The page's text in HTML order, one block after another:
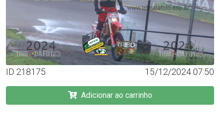
ID 218175 15/12/2024 07:50
Adicionar ao carrinho